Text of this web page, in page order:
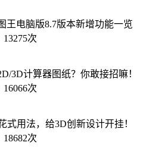
王电脑版8.7版本新增功能一览
次
3D计算器图纸？你敢接招嘛！
次
式用法，给3D创新设计开挂！
次